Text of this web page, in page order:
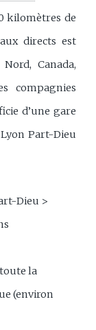
kilomètres de
directs est
Canada,
compagnies
d’une gare
Part-Dieu
Dieu >
toute la
(environ